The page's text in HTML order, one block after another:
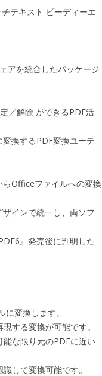
テキスト ピーディーエ
アを統合したパッケージ
／解除 ができるPDF活
換するPDF変換ユーテ
Officeファイルへの変換
インで統一し、両ソフ
』発売後に判明した
変換します。
する変換が可能です。
な限り元のPDFに近い
して変換可能です。